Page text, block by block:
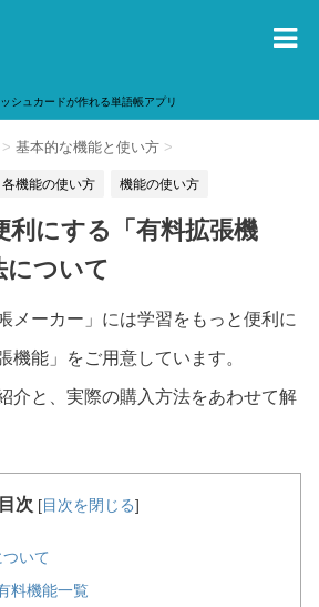
シュカードが作れる単語帳アプリ
> 基本的な機能と使い方 >
各機能の使い方 機能の使い方
利にする「有料拡張機
について
メーカー」には学習をもっと便利に
機能」をご用意しています。
介と、実際の購入方法をあわせて解
目次 [目次を閉じる]
いて
料機能一覧